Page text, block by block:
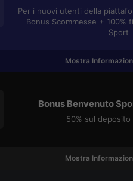
Per i nuovi utenti della
Bonus Scommesse + 100%
Sport
Mostra
Bonus Benvenuto
50% sul
Mostra